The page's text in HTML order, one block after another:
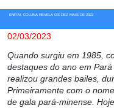
ENFIM, COLUNA REVELA OS DEZ MAIS DE 2022
02/03/2023
Quando surgiu em 1985,
destaques do ano em
realizou grandes bailes,
Primeiramente com o
de gala pará-minense.